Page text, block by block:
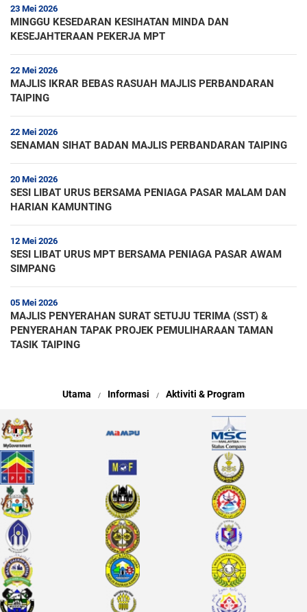
23 Mei 2026
MINGGU KESEDARAN KESIHATAN MINDA DAN
KESEJAHTERAAN PEKERJA MPT
22 Mei 2026
MAJLIS IKRAR BEBAS RASUAH MAJLIS PERBANDARAN
TAIPING
22 Mei 2026
SENAMAN SIHAT BADAN MAJLIS PERBANDARAN TAIPING
20 Mei 2026
SESI LIBAT URUS BERSAMA PENIAGA PASAR MALAM DAN
HARIAN KAMUNTING
12 Mei 2026
SESI LIBAT URUS MPT BERSAMA PENIAGA PASAR AWAM
SIMPANG
05 Mei 2026
MAJLIS PENYERAHAN SURAT SETUJU TERIMA (SST) &
PENYERAHAN TAPAK PROJEK PEMULIHARAAN TAMAN
TASIK TAIPING
Utama Informasi Aktiviti & Program